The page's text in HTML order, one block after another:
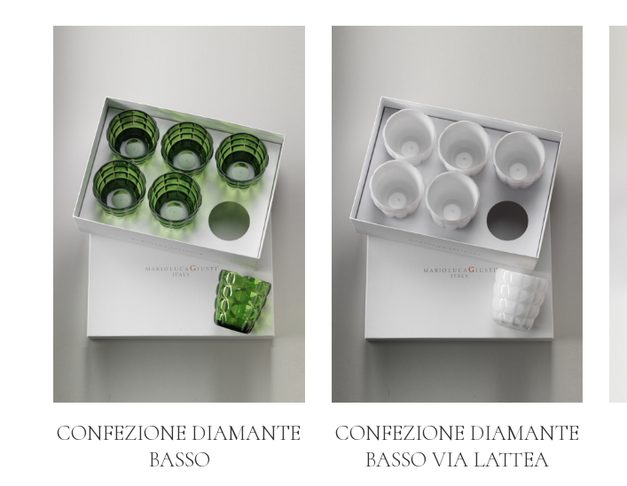
CONFEZIONE DIAMANTE
BASSO
CONFEZIONE DIAMANTE
BASSO VIA LATTEA